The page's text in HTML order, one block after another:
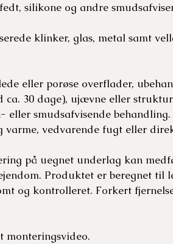
silikone og andre
klinker, glas, metal samt
eller porøse overflader,
30 dage), ujævne eller
smudsafvisende
vedvarende fugt eller
på uegnet underlag kan
Produktet er beregnet til
og kontrolleret. Forkert
monteringsvideo.